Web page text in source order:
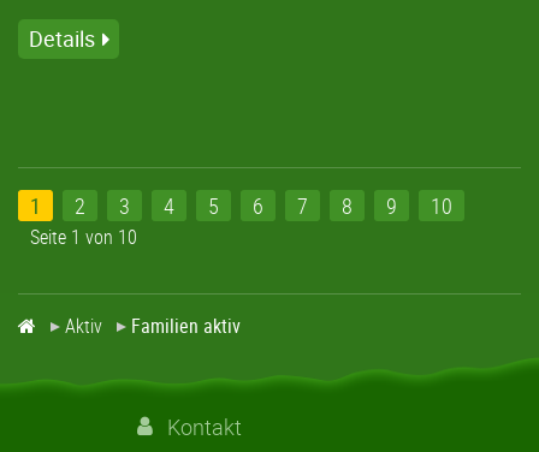
Details
1 2 3 4 5 6 7 8 9 10
Seite 1 von 10
Aktiv Familien aktiv
Kontakt